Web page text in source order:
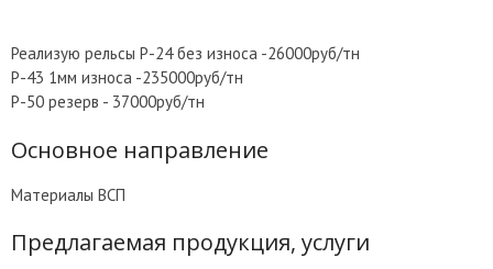
Отмена Отправить сообщение
Реализую рельсы Р-24 без износа -26000руб/тн
Р-43 1мм износа -235000руб/тн
Р-50 резерв - 37000руб/тн
Основное направление
Материалы ВСП
Предлагаемая продукция, услуги